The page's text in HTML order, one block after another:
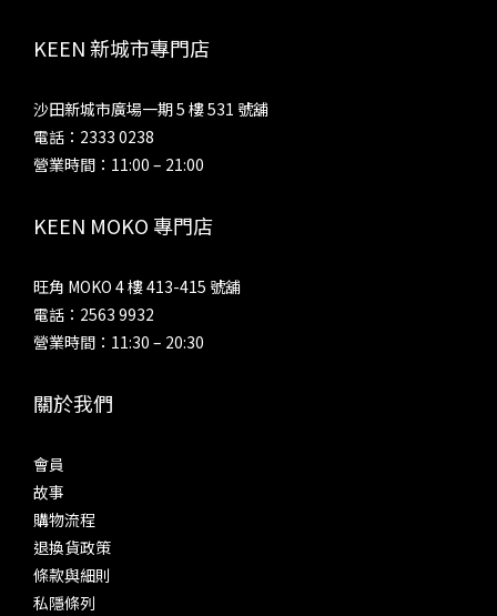
KEEN 新城市專門店
沙田新城市廣場一期 5 樓 531 號舖
電話：2333 0238
營業時間：11:00 – 21:00
KEEN MOKO 專門店
旺角 MOKO 4 樓 413-415 號舖
電話：2563 9932
營業時間：11:30 – 20:30
關於我們
會員
故事
購物流程
退換貨政策
條款與細則
私隱條列